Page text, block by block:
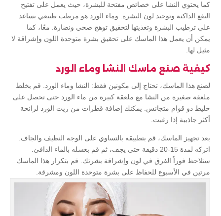
كما يحتوي النشا على خصائص مفتحة للبشرة، حيث يعمل على تفتيح
البقع الداكنة وتوحيد لون البشرة. وماء الورد هو مرطب طبيعي يساعد
على ترطيب البشرة وتغذيتها لتحقيق توهج صحي ونضارة. معًا، كما
يمكن أن يعمل هذا الماسك على تحقيق بشرة متوحدة اللون وإشراقة لا
مثيل لها.
كيفية صنع ماسك النشا وماء الورد
لصنع هذا الماسك، تحتاج إلى مكونين فقط: النشا وماء الورد. قم بخلط
ملعقة صغيرة من النشا مع ملعقة كبيرة من ماء الورد حتى تحصل على
خليط ذو قوام متجانس. يمكنك إضافة قطرات من زيت الورد لرائحة
أكثر جاذبية إذا رغبت.
بعد تجهيز الماسك، قم بتطبيقه بالتساوي على الوجه النظيف والجاف.
اتركه لمدة 15-20 دقيقة حتى يجف، ثم قم بغسله بالماء الدافئ.
ستلاحظ فوراً الفرق في لون وإشراقة بشرتك. قم بتكرار هذا الماسك
مرتين في الأسبوع للحفاظ على بشرة متوحدة اللون ومشرقة.